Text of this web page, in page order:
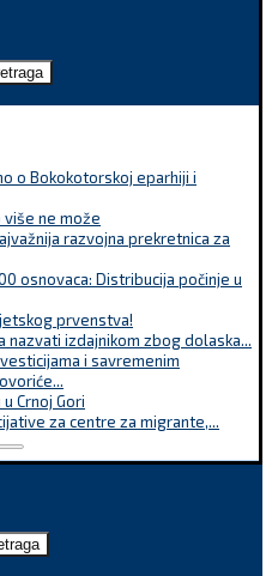
o Bokokotorskoj eparhiji i
više ne može
razvojna prekretnica za
osnovaca: Distribucija počinje u
prvenstva!
nazvati izdajnikom zbog dolaska...
i savremenim
Crnoj Gori
za centre za migrante,...